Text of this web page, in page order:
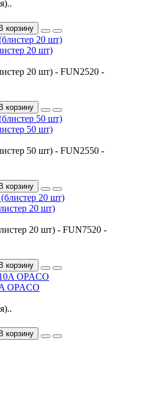
В корзину
20 шт)
20 шт) - FUN2520 -
В корзину
50 шт)
50 шт) - FUN2550 -
В корзину
20 шт)
20 шт) - FUN7520 -
В корзину
OPACO
В корзину